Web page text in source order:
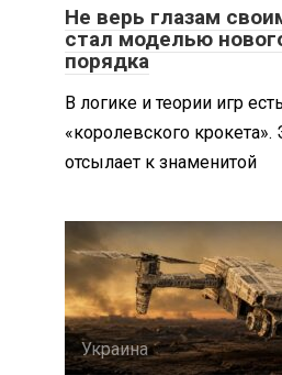
Не верь глазам
стал моделью
порядка
В логике и теории игр
«королевского крокета».
отсылает к знаменитой
Украина